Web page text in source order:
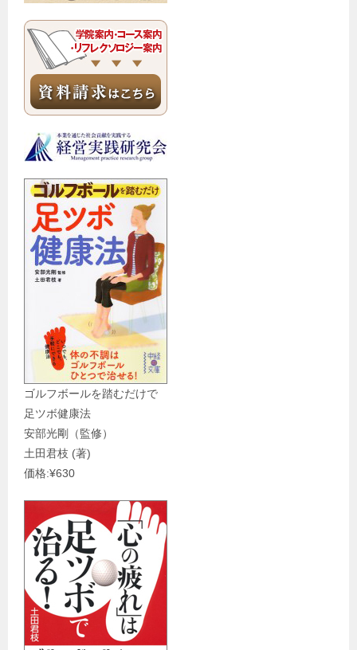
ゴルフボールを踏むだけで
足ツボ健康法
安部光剛（監修）
土田君枝 (著)
価格:¥630